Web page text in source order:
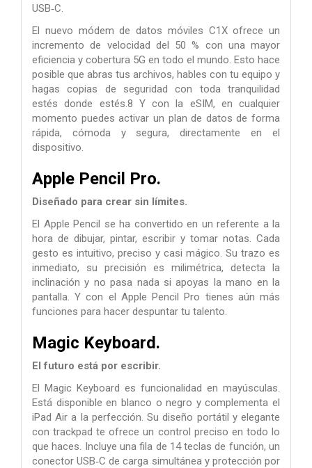
USB‑C.
El nuevo módem de datos móviles C1X ofrece un
incremento de velocidad del 50 % con una mayor
eficiencia y cobertura 5G en todo el mundo. Esto hace
posible que abras tus archivos, hables con tu equipo y
hagas copias de seguridad con toda tranquilidad
estés donde estés.8 Y con la eSIM, en cualquier
momento puedes activar un plan de datos de forma
rápida, cómoda y segura, directamente en el
dispositivo.
Apple Pencil Pro.
Diseñado para crear sin límites.
El Apple Pencil se ha convertido en un referente a la
hora de dibujar, pintar, escribir y tomar notas. Cada
gesto es intuitivo, preciso y casi mágico. Su trazo es
inmediato, su precisión es milimétrica, detecta la
inclinación y no pasa nada si apoyas la mano en la
pantalla. Y con el Apple Pencil Pro tienes aún más
funciones para hacer despuntar tu talento.
Magic Keyboard.
El futuro está por escribir.
El Magic Keyboard es funcionalidad en mayúsculas.
Está disponible en blanco o negro y complementa el
iPad Air a la perfección. Su diseño portátil y elegante
con trackpad te ofrece un control preciso en todo lo
que haces. Incluye una fila de 14 teclas de función, un
conector USB‑C de carga simultánea y protección por